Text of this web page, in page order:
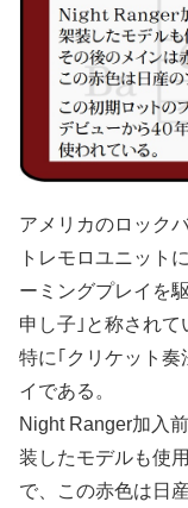
アメリカのロック
トレモロユニット
ーミングプレイを
申し子｣と称されて
特に｢クリケット奏
イである。
Night Ranger加入
装したモデルも使
で、この赤色は日